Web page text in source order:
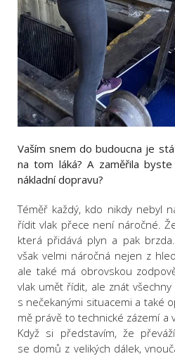
Vaším snem do budoucna je
na tom láká? A zaměřila
nákladní dopravu?
Téměř každý, kdo nikdy nebyl
řídit vlak přece není náročné.
která přidává plyn a pak
však velmi náročná nejen z
ale také má obrovskou
vlak umět řídit, ale znát
s nečekanými situacemi a také
mě právě to technické zázemí a
Když si představím, že
se domů z velikých dálek,